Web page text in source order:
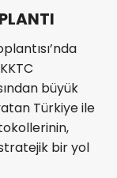
büyük
Türkiye ile
bir yol